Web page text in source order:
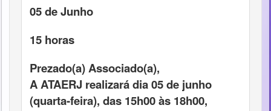
05 de Junho
15 horas
Prezado(a) Associado(a),
A ATAERJ realizará dia 05 de junho
(quarta-feira), das 15h00 às 18h00,